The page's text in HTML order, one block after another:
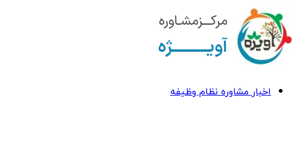
اخبار مشاوره نظام وظیفه